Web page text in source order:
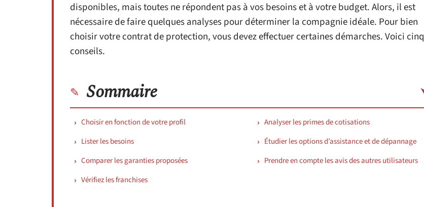
disponibles, mais toutes ne répondent pas à vos besoins et à votre budget. Alors, il est
nécessaire de faire quelques analyses pour déterminer la compagnie idéale. Pour bien
choisir votre contrat de protection, vous devez effectuer certaines démarches. Voici cinq
conseils.
Sommaire
Choisir en fonction de votre profil
Lister les besoins
Comparer les garanties proposées
Vérifiez les franchises
Analyser les primes de cotisations
Étudier les options d’assistance et de dépannage
Prendre en compte les avis des autres utilisateurs